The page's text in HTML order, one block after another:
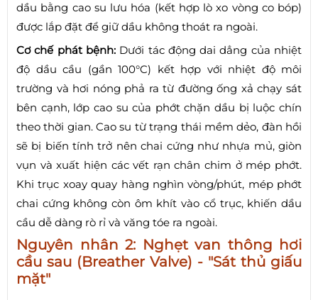
dầu bằng cao su lưu hóa (kết hợp lò xo vòng co bóp)
được lắp đặt để giữ dầu không thoát ra ngoài.
Cơ chế phát bệnh:Dưới tác động dai dẳng của nhiệt
độ dầu cầu (gần 100°C) kết hợp với nhiệt độ môi
trường và hơi nóng phả ra từ đường ống xả chạy sát
bên cạnh, lớp cao su của phớt chặn dầu bị luộc chín
theo thời gian. Cao su từ trạng thái mềm dẻo, đàn hồi
sẽ bị biến tính trở nên chai cứng như nhựa mủ, giòn
vụn và xuất hiện các vết rạn chân chim ở mép phớt.
Khi trục xoay quay hàng nghìn vòng/phút, mép phớt
chai cứng không còn ôm khít vào cổ trục, khiến dầu
cầu dễ dàng rò rỉ và văng tóe ra ngoài.
Nguyên nhân 2: Nghẹt van thông hơi
cầu sau (Breather Valve) - "Sát thủ giấu
mặt"